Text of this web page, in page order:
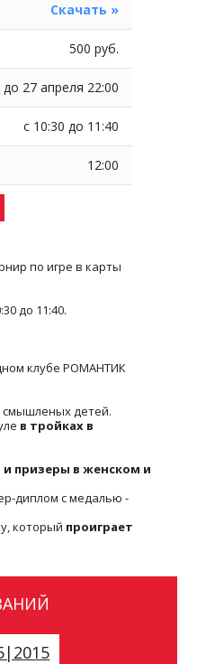
Скачать »
500 руб.
до 27 апреля 22:00
с 10:30 до 11:40
12:00
по игре в карты
до 11:40.
клубе РОМАНТИК
смышленых детей.
в тройках в
призеры в женском и
диплом с медалью -
который проиграет